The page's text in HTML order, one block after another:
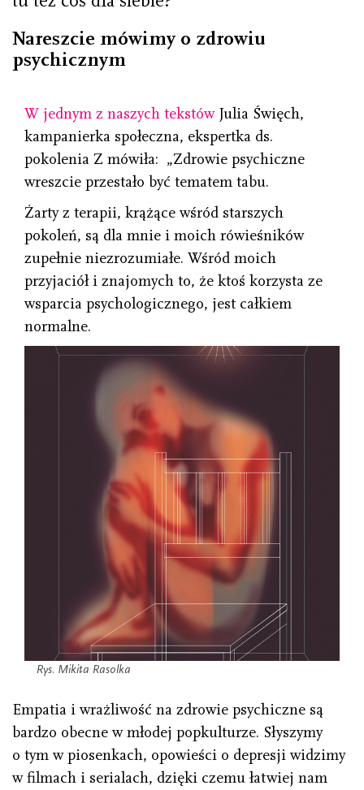
Nareszcie mówimy o zdrowiu
psychicznym
W jednym z naszych tekstówJulia Święch,
kampanierka społeczna, ekspertka ds.
pokolenia Z mówiła: „Zdrowie psychiczne
wreszcie przestało być tematem tabu.
Żarty z terapii, krążące wśród starszych
pokoleń, są dla mnie i moich rówieśników
zupełnie niezrozumiałe. Wśród moich
przyjaciół i znajomych to, że ktoś korzysta ze
wsparcia psychologicznego, jest całkiem
normalne.
Rys. Mikita Rasolka
Empatia i wrażliwość na zdrowie psychiczne są
bardzo obecne w młodej popkulturze. Słyszymy
o tym w piosenkach, opowieści o depresji widzimy
w filmach i serialach, dzięki czemu łatwiej nam